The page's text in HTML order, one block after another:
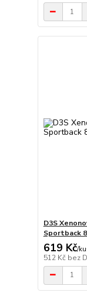
D3S
Sportback
619 Kč/
512 Kč bez